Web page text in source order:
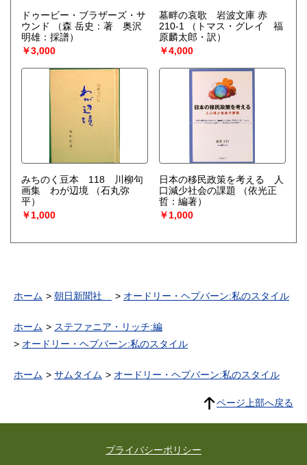
ドゥービー・ブラザーズ・サ
ウンド
（森 岳史：著 奥沢
明雄：採譜）
￥3,000
墓畔の哀歌 岩波文庫 赤
210-1
（トマス・グレイ 福
原麟太郎・訳）
￥4,000
みちのく豆本 118 川柳句
画集 わが辺境
（石丸弥
平）
￥1,000
日本の移民政策を考える 人
口減少社会の課題
（依光正
哲：編著）
￥1,000
ホーム 朝日新聞社 オードリー・ヘプバーン:私のスタイル
ホーム
ステファニア・リッチ:編
オードリー・ヘプバーン:私のスタイル
ホーム サムタイム オードリー・ヘプバーン:私のスタイル
ページ上部へ戻る
プライバシーポリシー